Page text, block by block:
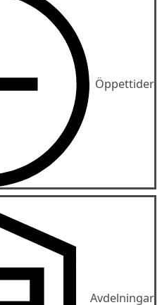
Öppettider
Avdelningar